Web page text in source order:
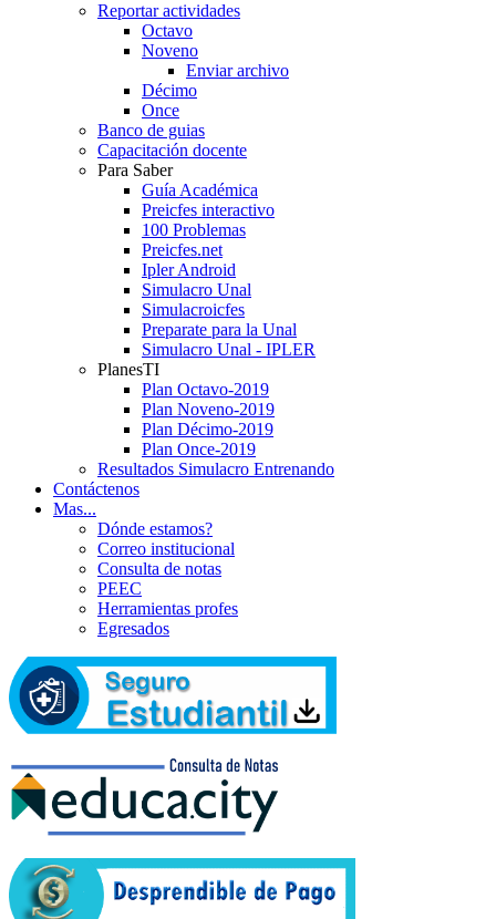
Reportar actividades
Octavo
Noveno
Enviar archivo
Décimo
Once
Banco de guias
Capacitación docente
Para Saber
Guía Académica
Preicfes interactivo
100 Problemas
Preicfes.net
Ipler Android
Simulacro Unal
Simulacroicfes
Preparate para la Unal
Simulacro Unal - IPLER
PlanesTI
Plan Octavo-2019
Plan Noveno-2019
Plan Décimo-2019
Plan Once-2019
Resultados Simulacro Entrenando
Contáctenos
Mas...
Dónde estamos?
Correo institucional
Consulta de notas
PEEC
Herramientas profes
Egresados